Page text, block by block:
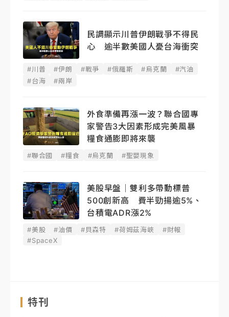
民調顯示川普伊朗戰爭不得民
心 逾半數美國人憂台海衝突
#川普 #伊朗 #戰爭 #俄羅斯 #烏克蘭
#汽油
#台海
#兩岸
外食準備再漲一波？聯合國專
家警告3大因素形成完美風暴
糧食通膨即將來襲
#聯合國 #糧食 #烏克蘭 #聖嬰現象
美股早盤｜雙利多帶動標普
500創新高 費半勁揚逾5%、
台積電ADR漲2%
#美股 #油價 #貝森特 #荷姆茲海峽
#財報
#SpaceX
特刊